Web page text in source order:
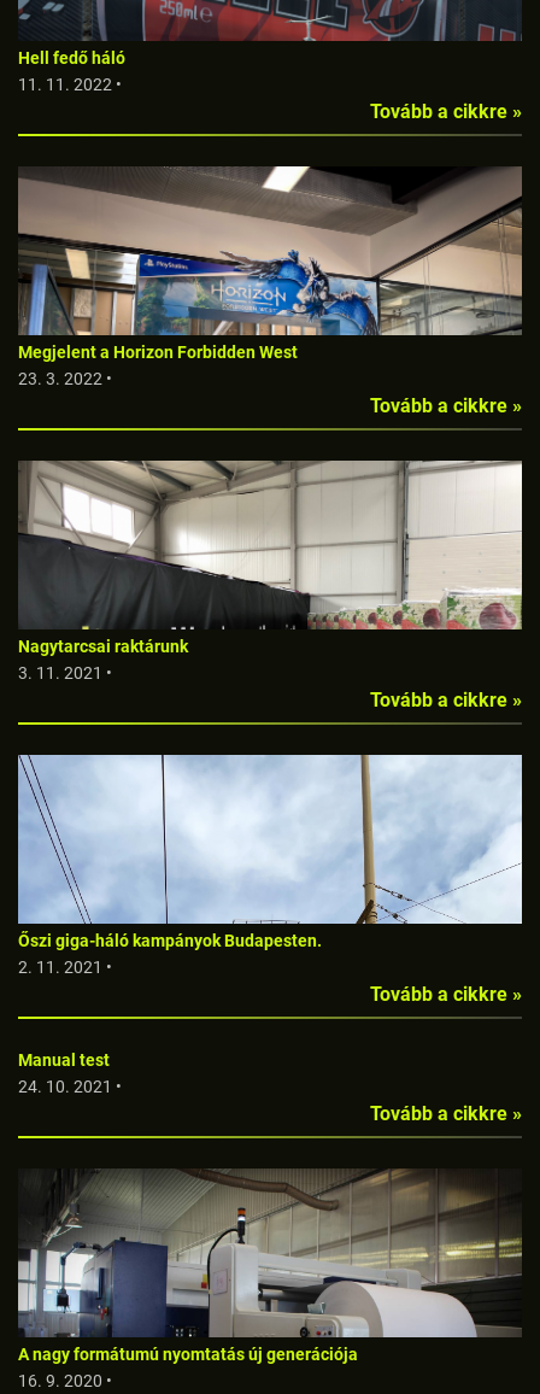
Hell fedő háló
11. 11. 2022 •
Tovább a cikkre »
Megjelent a Horizon Forbidden West
23. 3. 2022 •
Tovább a cikkre »
Nagytarcsai raktárunk
3. 11. 2021 •
Tovább a cikkre »
Őszi giga-háló kampányok Budapesten.
2. 11. 2021 •
Tovább a cikkre »
Manual test
24. 10. 2021 •
Tovább a cikkre »
A nagy formátumú nyomtatás új generációja
16. 9. 2020 •